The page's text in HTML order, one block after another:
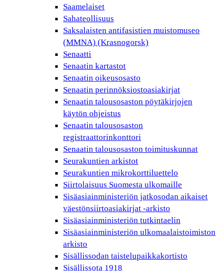
Saamelaiset
Sahateollisuus
Saksalaisten antifasistien muistomuseo
(MMNA) (Krasnogorsk)
Senaatti
Senaatin kartastot
Senaatin oikeusosasto
Senaatin perinnöksiostoasiakirjat
Senaatin talousosaston pöytäkirjojen
käytön ohjeistus
Senaatin talousosaston
registraattorinkonttori
Senaatin talousosaston toimituskunnat
Seurakuntien arkistot
Seurakuntien mikrokorttiluettelo
Siirtolaisuus Suomesta ulkomaille
Sisäasiainministeriön jatkosodan aikaiset
väestönsiirtoasiakirjat -arkisto
Sisäasiainministeriön tutkintaelin
Sisäasiainministeriön ulkomaalaistoimiston
arkisto
Sisällissodan taistelupaikkakortisto
Sisällissota 1918